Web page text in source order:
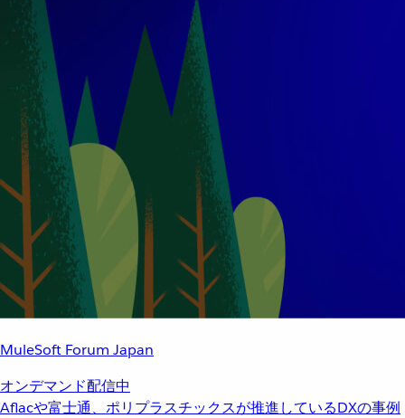
MuleSoft Forum Japan
オンデマンド配信中
Aflacや富士通、ポリプラスチックスが推進しているDXの事例